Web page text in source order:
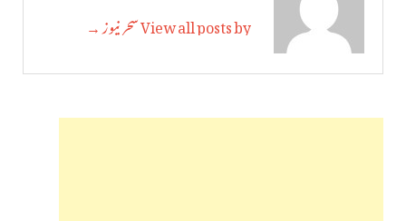
View all posts by سحر نیوز →